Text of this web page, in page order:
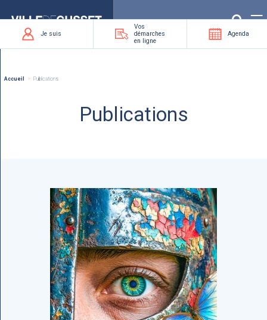
vous
Je suis
Vos
démarches
en ligne
Agenda
Accueil Publications
Publications